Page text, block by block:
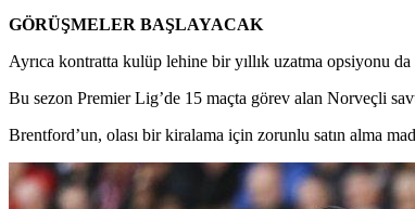
GÖRÜŞMELER BAŞLAYACAK
Ayrıca kontratta kulüp lehine bir yıllık uzatma opsiyonu
Bu sezon Premier Lig’de 15 maçta görev alan Norveçli
Brentford’un, olası bir kiralama için zorunlu satın alma